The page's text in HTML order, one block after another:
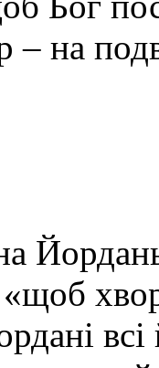
– на